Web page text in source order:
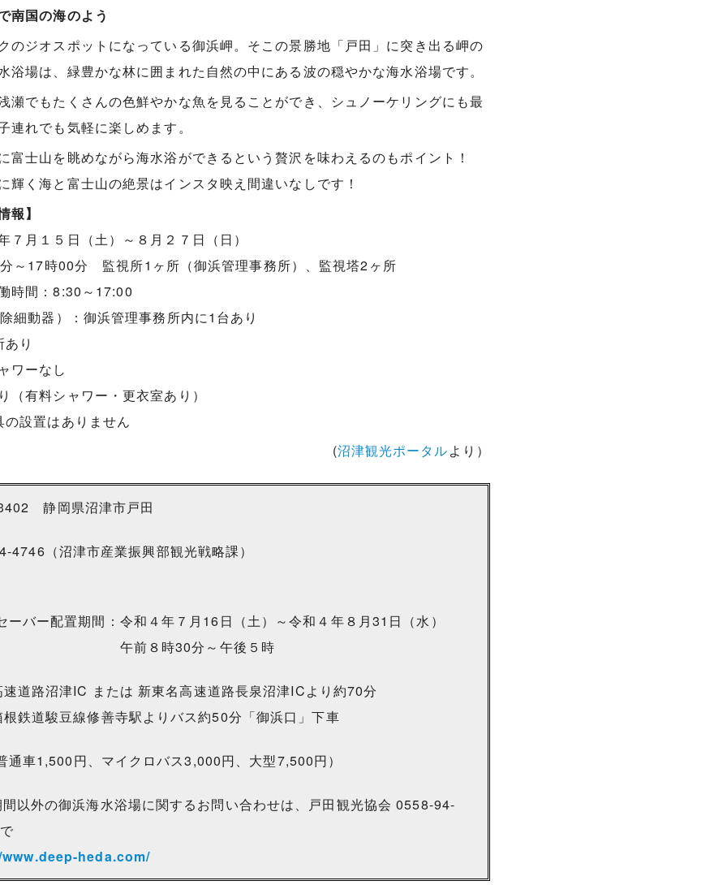
南国の海のよう
のジオスポットになっている御浜岬。そこの景勝地「戸田」に突き出る岬の
浴場は、緑豊かな林に囲まれた自然の中にある波の穏やかな海水浴場です。
瀬でもたくさんの色鮮やかな魚を見ることができ、シュノーケリングにも最
連れでも気軽に楽しめます。
富士山を眺めながら海水浴ができるという贅沢を味わえるのもポイント！
輝く海と富士山の絶景はインスタ映え間違いなしです！
報】
７月１５日（土）～８月２７日（日）
～17時00分 監視所1ヶ所（御浜管理事務所）、監視塔2ヶ所
時間：8:30～17:00
細動器）：御浜管理事務所内に1台あり
り
ワーなし
（有料シャワー・更衣室あり）
設置はありません
(沼津観光ポータルより）
静岡県沼津市戸田
4746（沼津市産業振興部観光戦略課）
ーバー配置期間：令和４年７月16日（土）～令和４年８月31日（水）
８時30分～午後５時
道路沼津IC または 新東名高速道路長泉沼津ICより約70分
鉄道駿豆線修善寺駅よりバス約50分「御浜口」下車
通車1,500円、マイクロバス3,000円、大型7,500円）
以外の御浜海水浴場に関するお問い合わせは、戸田観光協会 0558-94-
heda.com/